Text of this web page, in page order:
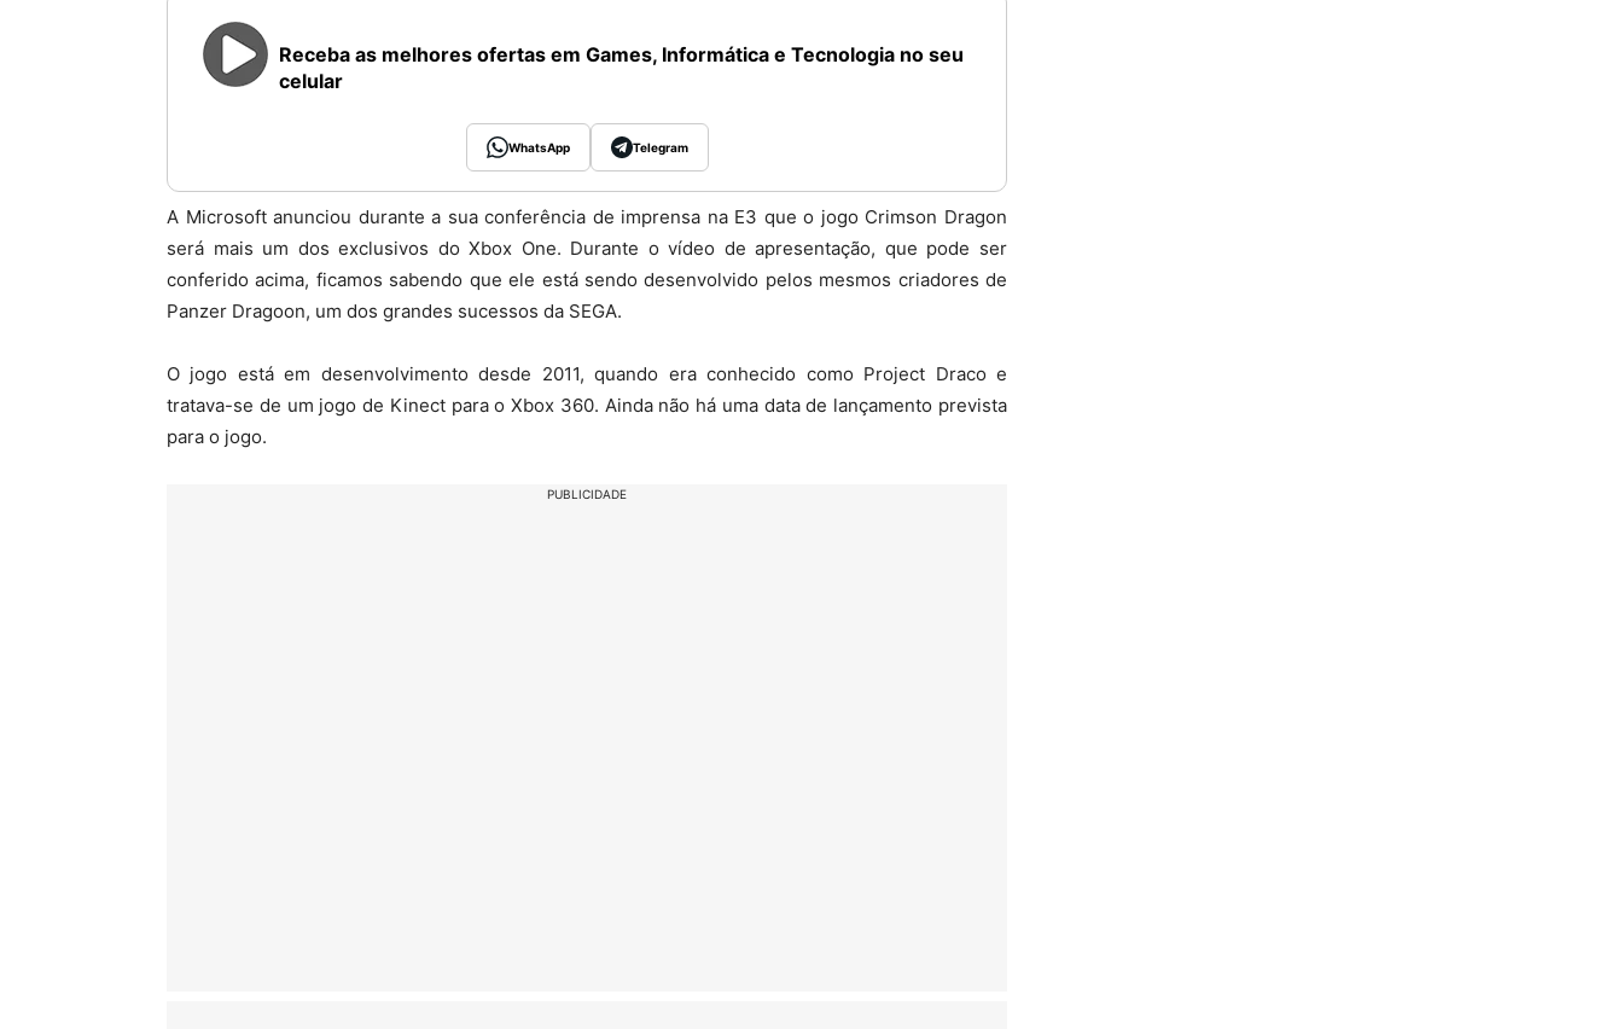
Receba as melhores ofertas em Games, Informática e Tecnologia no seu
celular
WhatsApp Telegram
A Microsoft anunciou durante a sua conferência de imprensa na E3 que o jogo Crimson Dragon
será mais um dos exclusivos do Xbox One. Durante o vídeo de apresentação, que pode ser
conferido acima, ficamos sabendo que ele está sendo desenvolvido pelos mesmos criadores de
Panzer Dragoon, um dos grandes sucessos da SEGA.
O jogo está em desenvolvimento desde 2011, quando era conhecido como Project Draco e
tratava-se de um jogo de Kinect para o Xbox 360. Ainda não há uma data de lançamento prevista
para o jogo.
PUBLICIDADE